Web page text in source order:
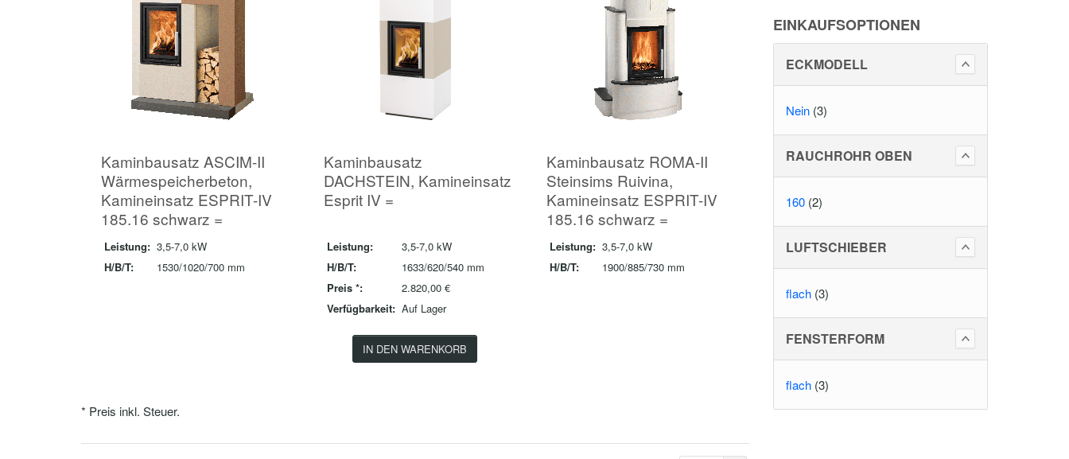
Kaminbausatz ASCIM-II
Wärmespeicherbeton,
Kamineinsatz ESPRIT-IV
185.16 schwarz =
Leistung: 3,5-7,0 kW
H/B/T:
1530/1020/700 mm
Kaminbausatz
DACHSTEIN, Kamineinsatz
Esprit IV =
Leistung:
3,5-7,0 kW
H/B/T:
1633/620/540 mm
Preis *:
2.820,00 €
Verfügbarkeit: Auf Lager
IN DEN WARENKORB
Kaminbausatz ROMA-II
Steinsims Ruivina,
Kamineinsatz ESPRIT-IV
185.16 schwarz =
Leistung: 3,5-7,0 kW
H/B/T:
1900/885/730 mm
* Preis inkl. Steuer.
EINKAUFSOPTIONEN
ECKMODELL
Nein (3)
RAUCHROHR OBEN
160 (2)
LUFTSCHIEBER
flach (3)
FENSTERFORM
flach (3)